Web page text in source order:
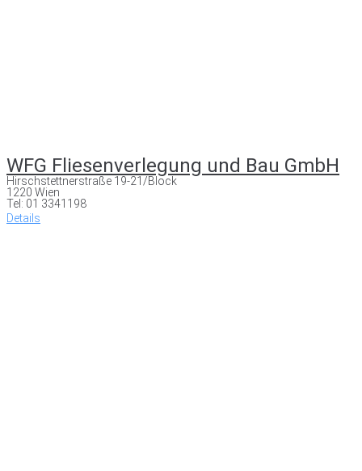
WFG Fliesenverlegung und Bau GmbH
Hirschstettnerstraße 19-21/Block
1220 Wien
Tel: 01 3341198
Details